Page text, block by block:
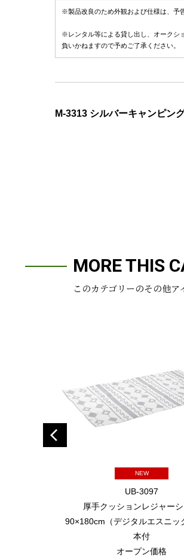
※製品改良のため外観および仕様は、予
※レンタル等による貸し出し、オークシ
負いかねますので予めご了承ください。
M-3313 シルバーキャンピン
MORE THIS
このカテゴリーのその他ア
NEW
UB-3097
厚手クッションレジャーシ
90×180cm（デジタルエスニッ
本付
オープン価格